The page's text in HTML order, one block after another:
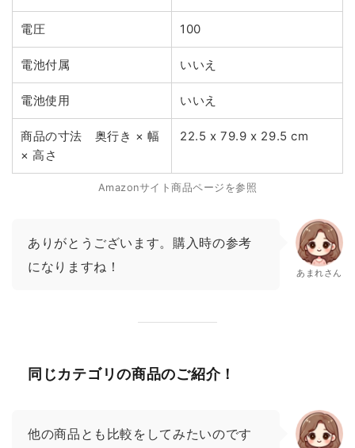
電圧 100
電池付属 いいえ
電池使用 いいえ
商品の寸法 奥行き × 幅
× 高さ
22.5 x 79.9 x 29.5 cm
Amazonサイト商品ページを参照
ありがとうございます。購入時の参考
になりますね！
あまれさん
同じカテゴリの商品のご紹介！
他の商品とも比較をしてみたいのです